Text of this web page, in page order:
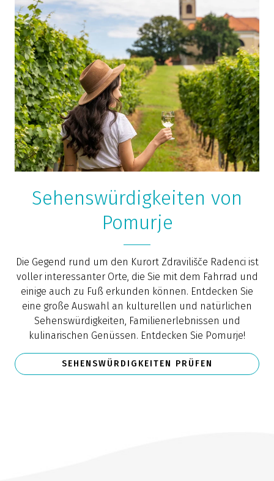
Sehenswürdigkeiten von
Pomurje
Die Gegend rund um den Kurort Zdravilišče Radenci ist
voller interessanter Orte, die Sie mit dem Fahrrad und
einige auch zu Fuß erkunden können. Entdecken Sie
eine große Auswahl an kulturellen und natürlichen
Sehenswürdigkeiten, Familienerlebnissen und
kulinarischen Genüssen. Entdecken Sie Pomurje!
SEHENSWÜRDIGKEITEN PRÜFEN